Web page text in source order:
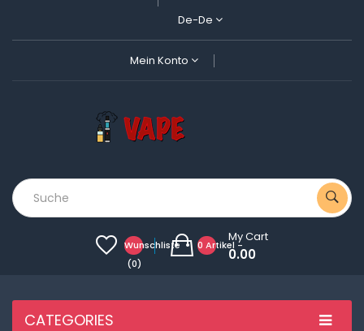
De-De
Mein Konto
Wunschliste
(0)
0 Artikel -
My Cart
0.00
CATEGORIES